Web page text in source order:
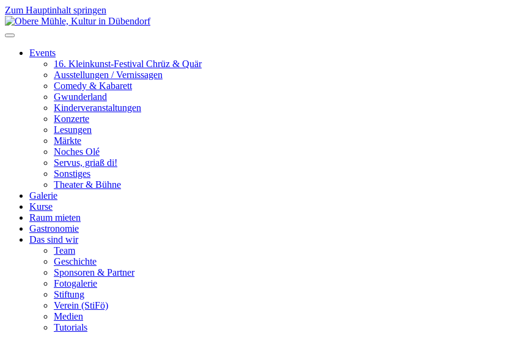
Zum Hauptinhalt springen
Events
16. Kleinkunst-Festival Chrüz & Quär
Ausstellungen / Vernissagen
Comedy & Kabarett
Gwunderland
Kinderveranstaltungen
Konzerte
Lesungen
Märkte
Noches Olé
Servus, griaß di!
Sonstiges
Theater & Bühne
Galerie
Kurse
Raum mieten
Gastronomie
Das sind wir
Team
Geschichte
Sponsoren & Partner
Fotogalerie
Stiftung
Verein (StiFö)
Medien
Tutorials